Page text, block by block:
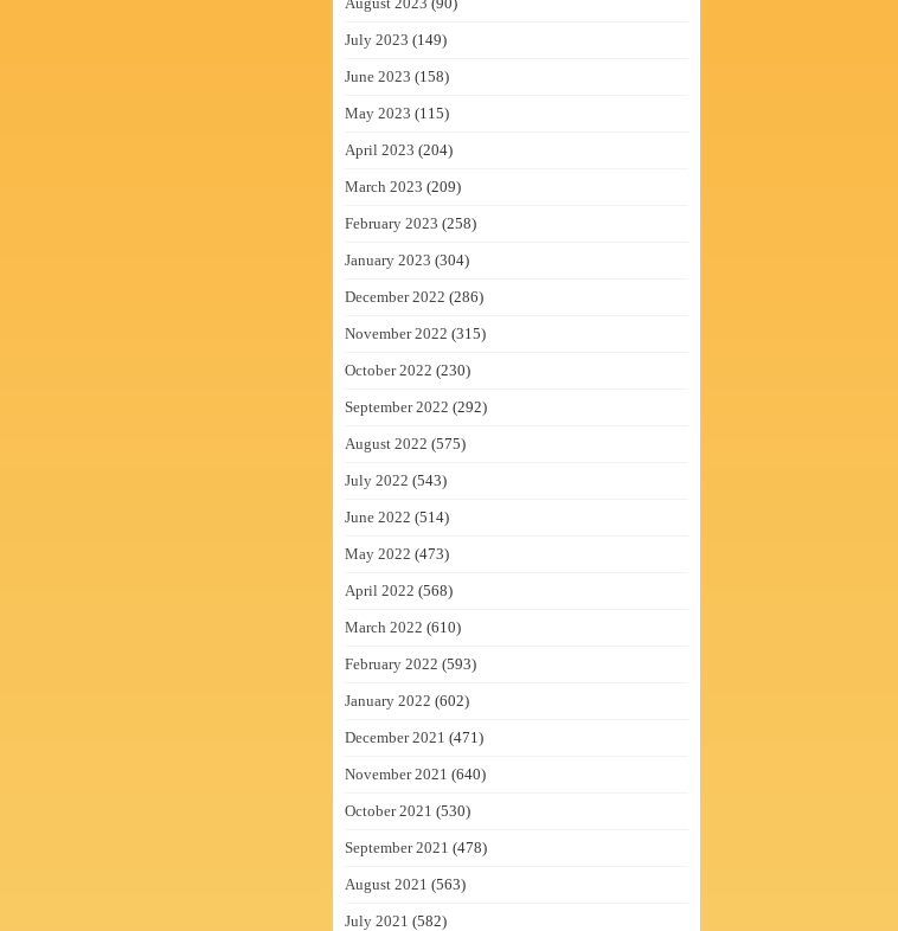
July 2023 (149)
June 2023 (158)
May 2023 (115)
April 2023 (204)
March 2023 (209)
February 2023 (258)
January 2023 (304)
December 2022 (286)
November 2022 (315)
October 2022 (230)
September 2022 (292)
August 2022 (575)
July 2022 (543)
June 2022 (514)
May 2022 (473)
April 2022 (568)
March 2022 (610)
February 2022 (593)
January 2022 (602)
December 2021 (471)
November 2021 (640)
October 2021 (530)
September 2021 (478)
August 2021 (563)
July 2021 (582)